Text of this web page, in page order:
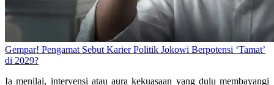
Gempar! Pengamat Sebut Karier Politik Jokowi Berpotensi ‘Tamat’
di 2029?
Ia menilai, intervensi atau aura kekuasaan yang dulu membayangi